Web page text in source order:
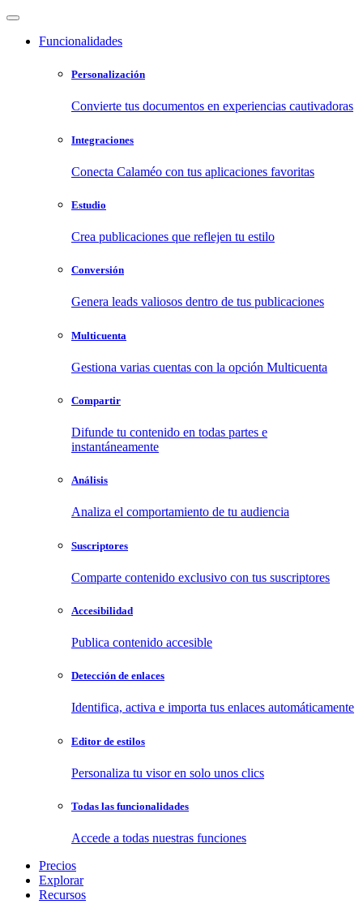
Funcionalidades
Personalización
Convierte tus documentos en experiencias cautivadoras
Integraciones
Conecta Calaméo con tus aplicaciones favoritas
Estudio
Crea publicaciones que reflejen tu estilo
Conversión
Genera leads valiosos dentro de tus publicaciones
Multicuenta
Gestiona varias cuentas con la opción Multicuenta
Compartir
Difunde tu contenido en todas partes e
instantáneamente
Análisis
Analiza el comportamiento de tu audiencia
Suscriptores
Comparte contenido exclusivo con tus suscriptores
Accesibilidad
Publica contenido accesible
Detección de enlaces
Identifica, activa e importa tus enlaces automáticamente
Editor de estilos
Personaliza tu visor en solo unos clics
Todas las funcionalidades
Accede a todas nuestras funciones
Precios
Explorar
Recursos